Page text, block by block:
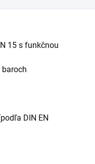
15 s funkčnou
DIN EN